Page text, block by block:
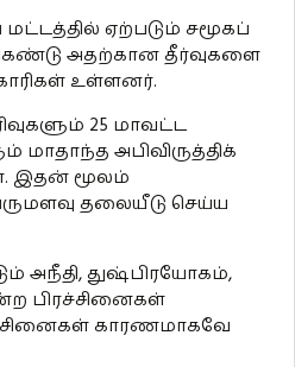
ஏற்படும் சமூகப்
அதற்கான தீர்வுகளை
உள்ளனர்.
25 மாவட்ட
மாதாந்த அபிவிருத்திக்
இதன் மூலம்
தலையீடு செய்ய
அநீதி, துஷ்பிரயோகம்,
பிரச்சினைகள்
காரணமாகவே